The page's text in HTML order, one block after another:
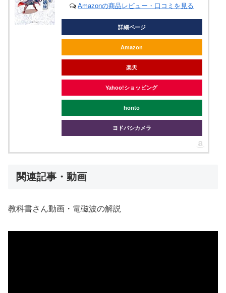
Amazonの商品レビュー・口コミを見る
詳細ページ
Amazon
楽天
Yahoo!ショッピング
honto
ヨドバシカメラ
関連記事・動画
教科書さん動画・電磁波の解説